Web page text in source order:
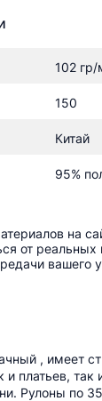
102
150
Китай
95%
на
от
вашего
, имеет
и платьев, так
Рулоны по